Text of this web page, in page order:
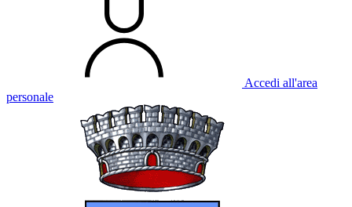
Accedi all'area
personale